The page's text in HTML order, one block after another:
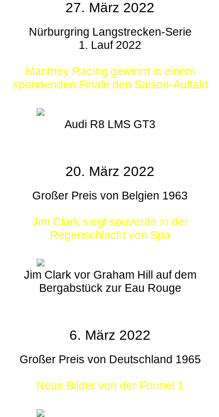
27. März 2022
Nürburgring Langstrecken-Serie
1. Lauf 2022
Manthey Racing gewinnt in einem
spannenden Finale den Saison-Auftakt
Audi R8 LMS GT3
20. März 2022
Großer Preis von Belgien 1963
Jim Clark siegt souverän in der
Regenschlacht von Spa
Jim Clark vor Graham Hill auf dem
Bergabstück zur Eau Rouge
6. März 2022
Großer Preis von Deutschland 1965
Neue Bilder von der Formel 1